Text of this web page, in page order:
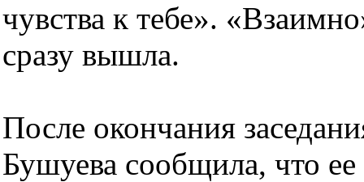
чувства к тебе».
сразу вышла.
После окончания
Бушуева сообщила, что